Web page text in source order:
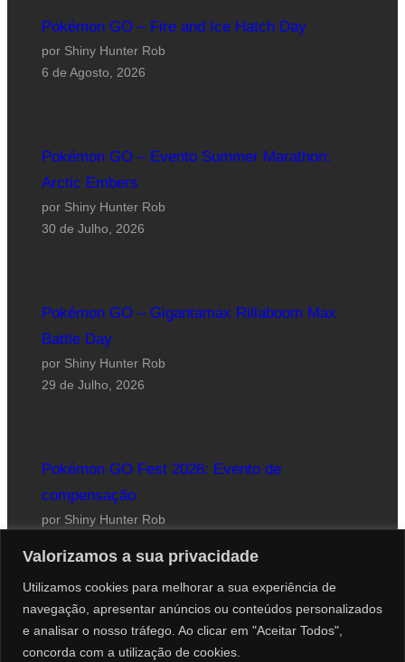
Valorizamos a sua privacidade
Utilizamos cookies para melhorar a sua experiência de
navegação, apresentar anúncios ou conteúdos personalizados
e analisar o nosso tráfego. Ao clicar em "Aceitar Todos",
concorda com a utilização de cookies.
Pokémon GO – Fire and Ice Hatch Day
por Shiny Hunter Rob
6 de Agosto, 2026
Pokémon GO – Evento Summer Marathon:
Arctic Embers
por Shiny Hunter Rob
30 de Julho, 2026
Pokémon GO – Gigantamax Rillaboom Max
Battle Day
por Shiny Hunter Rob
29 de Julho, 2026
Pokémon GO Fest 2026: Evento de
compensação
por Shiny Hunter Rob
Website desenhado por Roberto Coutinho